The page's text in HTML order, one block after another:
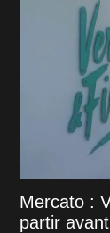
Mercato :
partir